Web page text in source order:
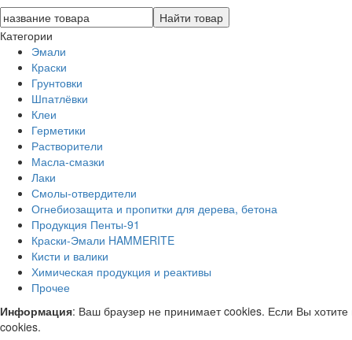
Категории
Эмали
Краски
Грунтовки
Шпатлёвки
Клеи
Герметики
Растворители
Масла-смазки
Лаки
Смолы-отвердители
Огнебиозащита и пропитки для дерева, бетона
Продукция Пенты-91
Краски-Эмали HAMMERITE
Кисти и валики
Химическая продукция и реактивы
Прочее
Информация: Ваш браузер не принимает cookies. Если Вы
cookies.